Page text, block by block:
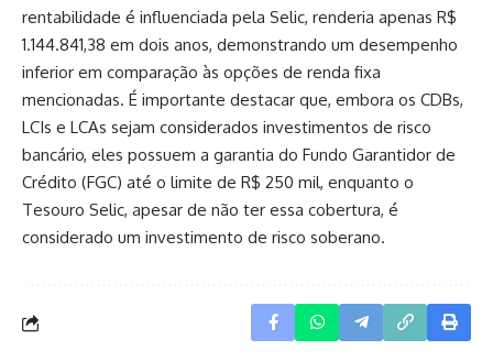
rentabilidade é influenciada pela Selic, renderia apenas R$
1.144.841,38 em dois anos, demonstrando um desempenho
inferior em comparação às opções de renda fixa
mencionadas. É importante destacar que, embora os CDBs,
LCIs e LCAs sejam considerados investimentos de risco
bancário, eles possuem a garantia do Fundo Garantidor de
Crédito (FGC) até o limite de R$ 250 mil, enquanto o
Tesouro Selic, apesar de não ter essa cobertura, é
considerado um investimento de risco soberano.